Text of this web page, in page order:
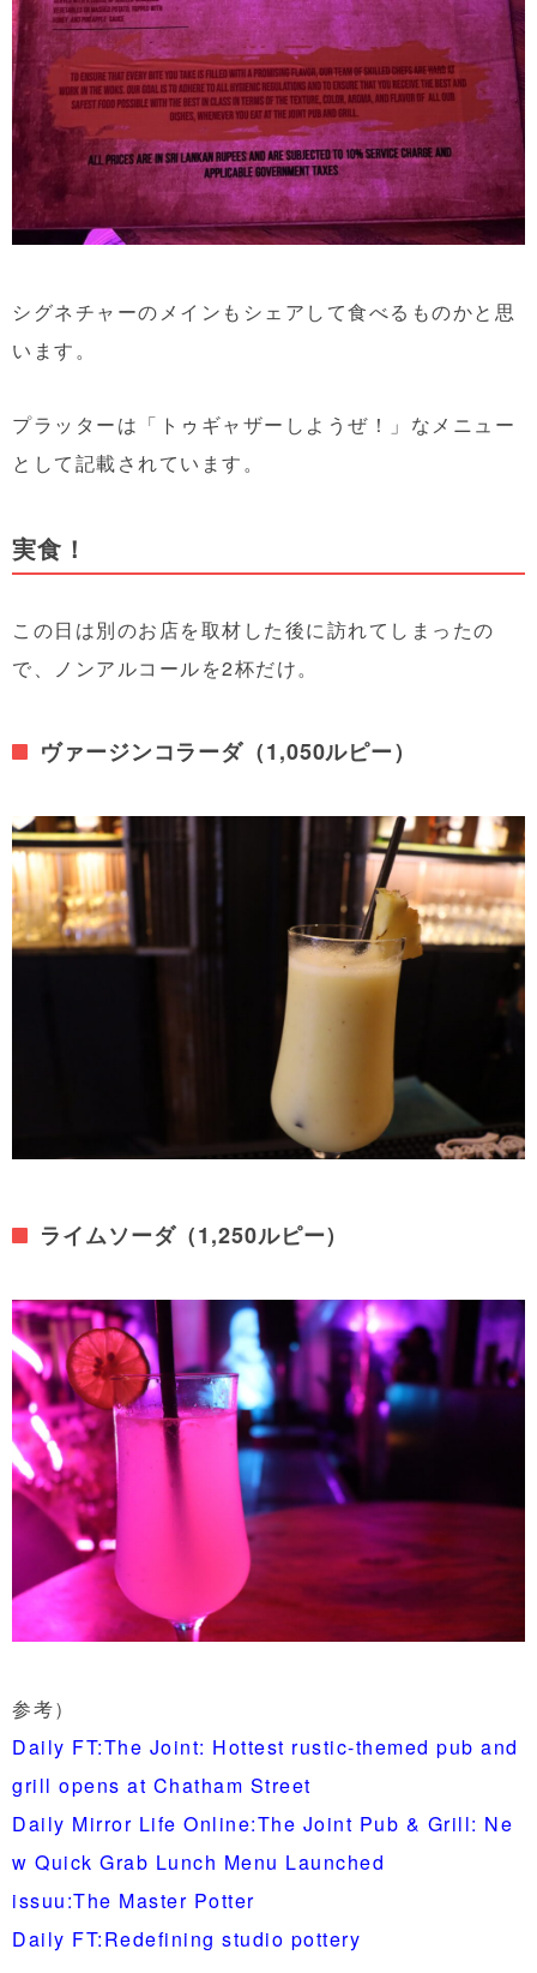
シグネチャーのメインもシェアして食べるものかと思
います。
プラッターは「トゥギャザーしようぜ！」なメニュー
として記載されています。
実食！
この日は別のお店を取材した後に訪れてしまったの
で、ノンアルコールを2杯だけ。
ヴァージンコラーダ（1,050ルピー）
ライムソーダ（1,250ルピー）
参考）
Daily FT:The Joint: Hottest rustic-themed pub and
grill opens at Chatham Street
Daily Mirror Life Online:The Joint Pub & Grill: Ne
w Quick Grab Lunch Menu Launched
issuu:The Master Potter
Daily FT:Redefining studio pottery